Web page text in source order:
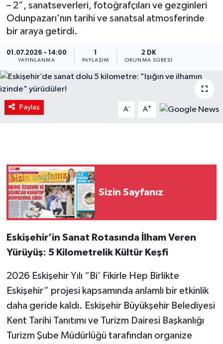
– 2”, sanatseverleri, fotoğrafçıları ve gezginleri
Odunpazarı'nın tarihi ve sanatsal atmosferinde
bir araya getirdi.
01.07.2026 - 14:00
YAYINLANMA PAYLAŞIM
2 DK
OKUNMA SÜRESI
Paylaş A- A+
Sizin Sayfanız
Eskişehir’in Sanat Rotasında İlham Veren
Yürüyüş: 5 Kilometrelik Kültür Keşfi
2026 Eskişehir Yılı “Bi’ Fikirle Hep Birlikte
Eskişehir” projesi kapsamında anlamlı bir etkinlik
daha geride kaldı. Eskişehir Büyükşehir Belediyesi
Kent Tarihi Tanıtımı ve Turizm Dairesi Başkanlığı
Turizm Şube Müdürlüğü tarafından organize